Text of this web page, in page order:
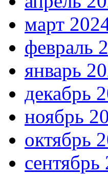
март
февраль
январь
декабрь
ноябрь
октябрь